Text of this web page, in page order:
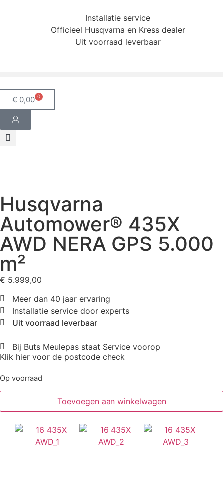
Installatie service
Officieel Husqvarna en Kress dealer
Uit voorraad leverbaar
€ 0,00 0
Husqvarna
Automower® 435X
AWD NERA GPS 5.000
m²
€ 5.999,00
Meer dan 40 jaar ervaring
Installatie service door experts
Uit voorraad leverbaar
Bij Buts Meulepas staat Service voorop
Klik hier voor de postcode check
Op voorraad
Toevoegen aan winkelwagen